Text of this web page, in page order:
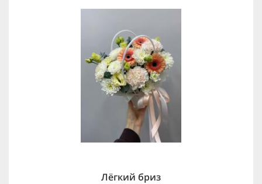
Лёгкий бриз